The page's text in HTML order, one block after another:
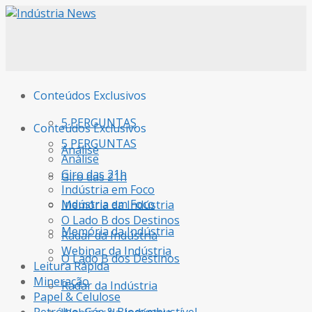
Conteúdos Exclusivos
5 PERGUNTAS
Análise
Giro das 21h
Indústria em Foco
Memória da Indústria
O Lado B dos Destinos
Radar da Indústria
Conteúdos Exclusivos
5 PERGUNTAS
Análise
Giro das 21h
Indústria em Foco
Memória da Indústria
O Lado B dos Destinos
Radar da Indústria
Webinar da Indústria
Leitura Rápida
Mineração
Papel & Celulose